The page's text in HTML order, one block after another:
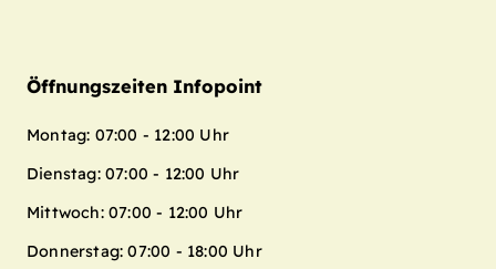
Öffnungszeiten Infopoint
Montag: 07:00 - 12:00 Uhr
Dienstag: 07:00 - 12:00 Uhr
Mittwoch: 07:00 - 12:00 Uhr
Donnerstag: 07:00 - 18:00 Uhr